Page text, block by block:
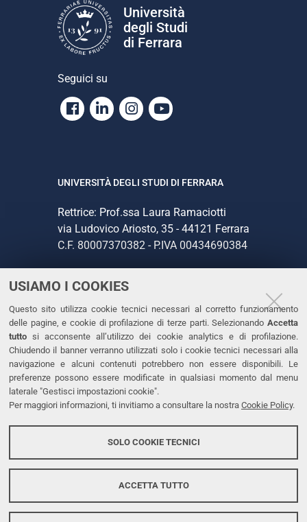
USIAMO I COOKIES
Questo sito utilizza cookie tecnici necessari al corretto funzionamento
delle pagine, e cookie di profilazione di terze parti. Selezionando Accetta
tutto si acconsente all’utilizzo dei cookie analytics e di profilazione.
Chiudendo il banner verranno utilizzati solo i cookie tecnici necessari alla
navigazione e alcuni contenuti potrebbero non essere disponibili. Le
preferenze possono essere modificate in qualsiasi momento dal menu
laterale "Gestisci impostazioni cookie".
Per maggiori informazioni, ti invitiamo a consultare la nostra Cookie Policy.
SOLO COOKIE TECNICI
ACCETTA TUTTO
Università
degli Studi
di Ferrara
Seguici su
Facebook
LinkedinInstagram
Youtube
UNIVERSITÀ DEGLI STUDI DI FERRARA
Rettrice: Prof.ssa Laura Ramaciotti
via Ludovico Ariosto, 35 - 44121 Ferrara
C.F. 80007370382 - P.IVA 00434690384
CONTATTI
Tel. +39 0532 293111
Fax. +39 0532 293031
PEC
LINKS
Dichiarazione di accessibilità
Protezione dati personali